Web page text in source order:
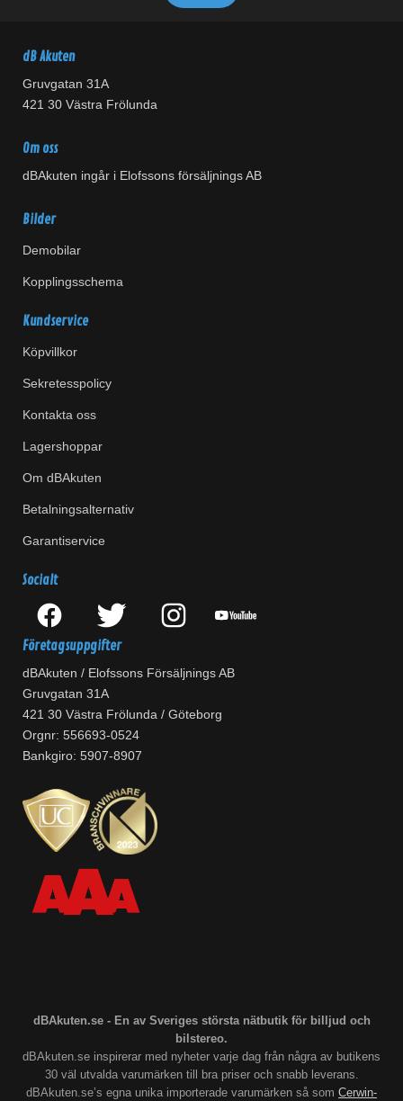
dB Akuten
Gruvgatan 31A
421 30 Västra Frölunda
Om oss
dBAkuten ingår i Elofssons försäljnings AB
Bilder
Demobilar
Kopplingsschema
Kundservice
Köpvillkor
Sekretesspolicy
Kontakta oss
Lagershoppar
Om dBAkuten
Betalningsalternativ
Garantiservice
Socialt
Företagsuppgifter
dBAkuten / Elofssons Försäljnings AB
Gruvgatan 31A
421 30 Västra Frölunda / Göteborg
Orgnr: 556693-0524
Bankgiro: 5907-8907
dBAkuten.se - En av Sveriges största nätbutik för billjud och
bilstereo.
dBAkuten.se inspirerar med nyheter varje dag från några av butikens
30 väl utvalda varumärken till bra priser och snabb leverans.
dBAkuten.se’s egna unika importerade varumärken så som Cerwin-